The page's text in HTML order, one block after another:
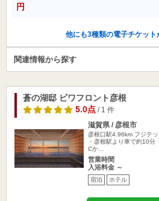
円
他にも3種類の電子チケット
関連情報から探す
蒼の湖邸 ビワフロント彦根
5.0点/ 1 件
滋賀県 / 彦根市
彦根口駅4.96km フジテ
・彦根駅より車で約10分
Cか…
営業時間
入浴料金 ～
宿泊 ホテル